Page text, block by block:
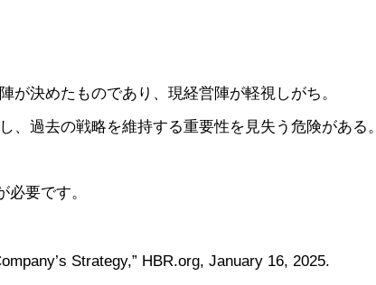
が決めたものであり、現経営陣が軽視しがち。
、過去の戦略を維持する重要性を見失う危険がある。
要です。
Strategy,” HBR.org, January 16, 2025.